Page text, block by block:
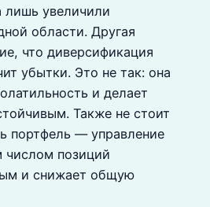
лишь увеличили
области. Другая
что диверсификация
убытки. Это не так: она
и делает
Также не стоит
портфель — управление
позиций
и снижает общую